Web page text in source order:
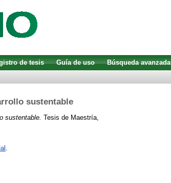
de tesis Guía de uso
Búsqueda avanzada
sustentable
sustentable. Tesis de Maestría,
.